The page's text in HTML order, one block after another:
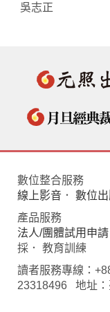
吳志正
數位整合服務
線上影音 ． 數位
產品服務
法人/團體試用申請
採． 教育訓練
讀者服務專線：
23318496 地址：